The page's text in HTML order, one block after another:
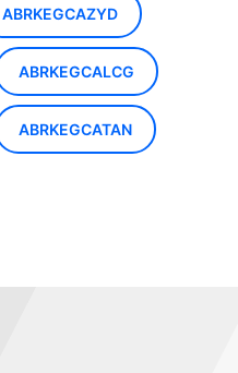
ABRKEGCAZYD
ABRKEGCALCG
ABRKEGCATAN